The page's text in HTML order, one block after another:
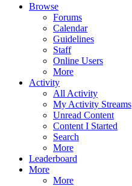
Browse
Forums
Calendar
Guidelines
Staff
Online Users
More
Activity
All Activity
My Activity Streams
Unread Content
Content I Started
Search
More
Leaderboard
More
More